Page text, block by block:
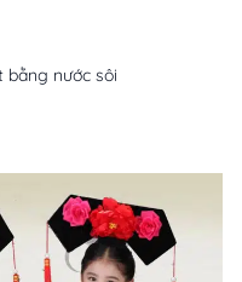
bằng nước sôi